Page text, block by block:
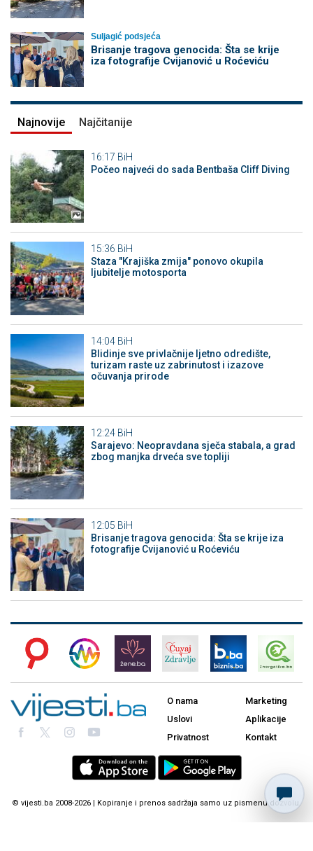
Suljagić podsjeća
Brisanje tragova genocida: Šta se krije
iza fotografije Cvijanović u Roćeviću
Najnovije Najčitanije
16:17 BiH
Počeo najveći do sada Bentbaša Cliff Diving
15:36 BiH
Staza "Krajiška zmija" ponovo okupila
ljubitelje motosporta
14:04 BiH
Blidinje sve privlačnije ljetno odredište,
turizam raste uz zabrinutost i izazove
očuvanja prirode
12:24 BiH
Sarajevo: Neopravdana sječa stabala, a grad
zbog manjka drveća sve topliji
12:05 BiH
Brisanje tragova genocida: Šta se krije iza
fotografije Cvijanović u Roćeviću
O nama
Uslovi
Privatnost
Marketing
Aplikacije
Kontakt
© vijesti.ba 2008-2026 | Kopiranje i prenos sadržaja samo uz pismenu dozvolu.